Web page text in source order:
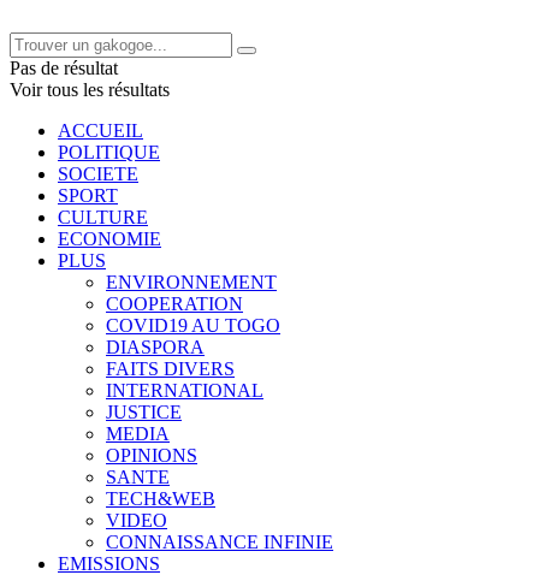
Pas de résultat
Voir tous les résultats
ACCUEIL
POLITIQUE
SOCIETE
SPORT
CULTURE
ECONOMIE
PLUS
ENVIRONNEMENT
COOPERATION
COVID19 AU TOGO
DIASPORA
FAITS DIVERS
INTERNATIONAL
JUSTICE
MEDIA
OPINIONS
SANTE
TECH&WEB
VIDEO
CONNAISSANCE INFINIE
EMISSIONS